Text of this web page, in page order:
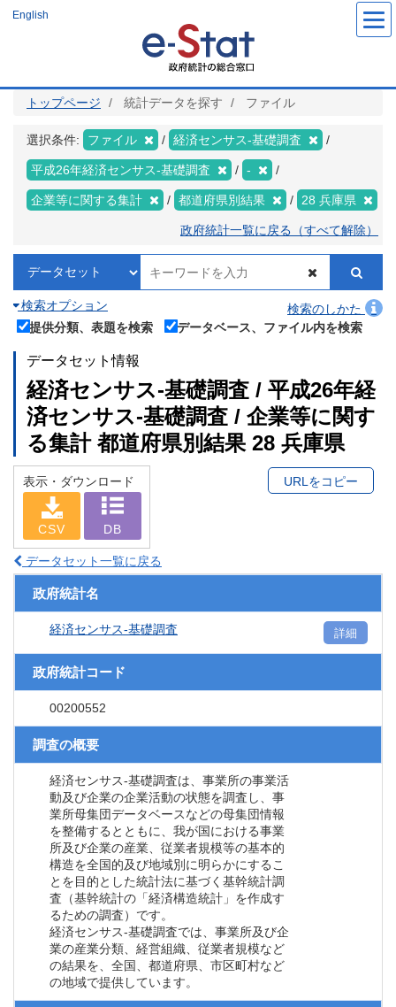
ツ
English
トップページ 統計データを探す ファイル
選択条件: ファイル 経済センサス‐基礎調査
平成26年経済センサス‐基礎調査 -
企業等に関する集計 都道府県別結果 28 兵庫県
政府統計一覧に戻る（すべて解除）
検索オプション
検索のしかた
提供分類、表題を検索
データベース、ファイル内を検索
データセット情報
経済センサス‐基礎調査 / 平成26年経
済センサス‐基礎調査 / 企業等に関す
る集計 都道府県別結果 28 兵庫県
表示・ダウンロード
CSV DB
URLをコピー
データセット一覧に戻る
政府統計名
経済センサス‐基礎調査 詳細
政府統計コード
00200552
調査の概要
経済センサス‐基礎調査は、事業所の事業活
動及び企業の企業活動の状態を調査し、事
業所母集団データベースなどの母集団情報
を整備するとともに、我が国における事業
所及び企業の産業、従業者規模等の基本的
構造を全国的及び地域別に明らかにするこ
とを目的とした統計法に基づく基幹統計調
査（基幹統計の「経済構造統計」を作成す
るための調査）です。
経済センサス‐基礎調査では、事業所及び企
業の産業分類、経営組織、従業者規模など
の結果を、全国、都道府県、市区町村など
の地域で提供しています。